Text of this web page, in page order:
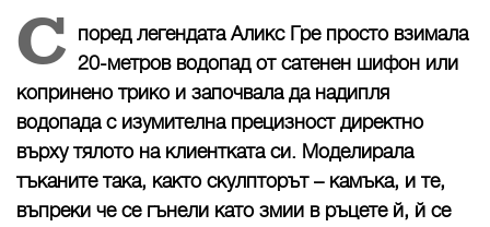
С поред легендата Аликс Гре просто взимала
20-метров водопад от сатенен шифон или
копринено трико и започвала да надипля
водопада с изумителна прецизност директно
върху тялото на клиентката си. Моделирала
тъканите така, както скулпторът – камъка, и те,
въпреки че се гънели като змии в ръцете й, й се